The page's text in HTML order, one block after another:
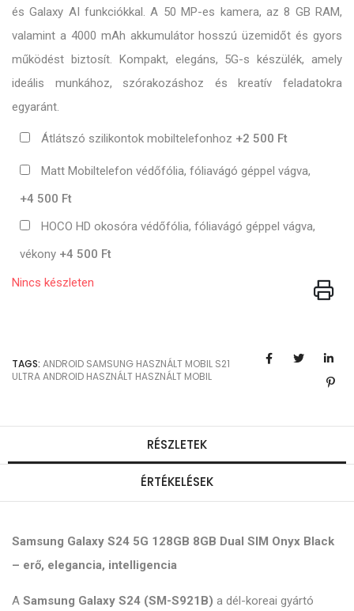
és Galaxy AI funkciókkal. A 50 MP-es kamera, az 8 GB RAM,
valamint a 4000 mAh akkumulátor hosszú üzemidőt és gyors
működést biztosít. Kompakt, elegáns, 5G-s készülék, amely
ideális munkához, szórakozáshoz és kreatív feladatokra
egyaránt.
Átlátszó szilikontok mobiltelefonhoz +2 500 Ft
Matt Mobiltelefon védőfólia, fóliavágó géppel vágva,
+4 500 Ft
HOCO HD okosóra védőfólia, fóliavágó géppel vágva,
vékony +4 500 Ft
Nincs készleten
TAGS: ANDROID SAMSUNG HASZNÁLT MOBIL S21
ULTRAANDROID HASZNÁLT HASZNÁLT MOBIL
RÉSZLETEK
ÉRTÉKELÉSEK
Samsung Galaxy S24 5G 128GB 8GB Dual SIM Onyx Black
– erő, elegancia, intelligencia
A Samsung Galaxy S24 (SM-S921B) a dél-koreai gyártó